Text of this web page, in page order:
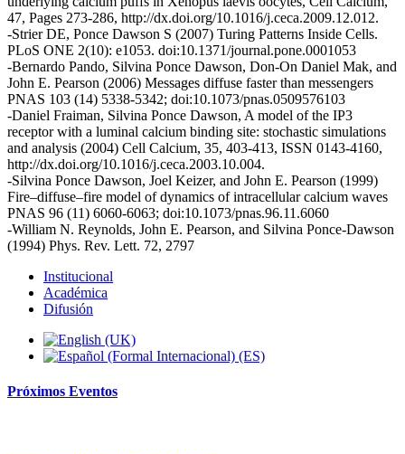
47, Pages 273-286, http://dx.doi.org/10.1016/j.ceca.2009.12.012.
-Strier DE, Ponce Dawson S (2007) Turing Patterns Inside Cells.
PLoS ONE 2(10): e1053. doi:10.1371/journal.pone.0001053
-Bernardo Pando, Silvina Ponce Dawson, Don-On Daniel Mak, and
John E. Pearson (2006) Messages diffuse faster than messengers
PNAS 103 (14) 5338-5342; doi:10.1073/pnas.0509576103
-Daniel Fraiman, Silvina Ponce Dawson, A model of the IP3
receptor with a luminal calcium binding site: stochastic simulations
and analysis (2004) Cell Calcium, 35, 403-413, ISSN 0143-4160,
http://dx.doi.org/10.1016/j.ceca.2003.10.004.
-Silvina Ponce Dawson, Joel Keizer, and John E. Pearson (1999)
Fire–diffuse–fire model of dynamics of intracellular calcium waves
PNAS 96 (11) 6060-6063; doi:10.1073/pnas.96.11.6060
-William N. Reynolds, John E. Pearson, and Silvina Ponce-Dawson
(1994) Phys. Rev. Lett. 72, 2797
Institucional
Académica
Difusión
Próximos Eventos